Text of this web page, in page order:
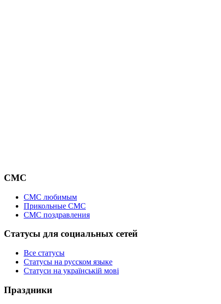
СМС
СМС любимым
Прикольные СМС
СМС поздравления
Статусы для социальных сетей
Все статусы
Статусы на русском языке
Статуси на українській мові
Праздники